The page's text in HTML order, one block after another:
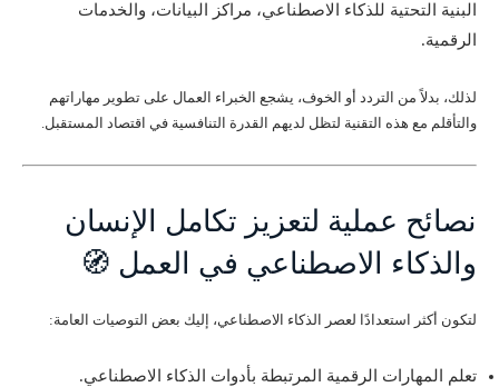
البنية التحتية للذكاء الاصطناعي، مراكز البيانات، والخدمات
الرقمية.
لذلك، بدلاً من التردد أو الخوف، يشجع الخبراء العمال على تطوير مهاراتهم
والتأقلم مع هذه التقنية لتظل لديهم القدرة التنافسية في اقتصاد المستقبل.
نصائح عملية لتعزيز تكامل الإنسان
والذكاء الاصطناعي في العمل 🧭
لتكون أكثر استعدادًا لعصر الذكاء الاصطناعي، إليك بعض التوصيات العامة:
تعلم المهارات الرقمية المرتبطة بأدوات الذكاء الاصطناعي.